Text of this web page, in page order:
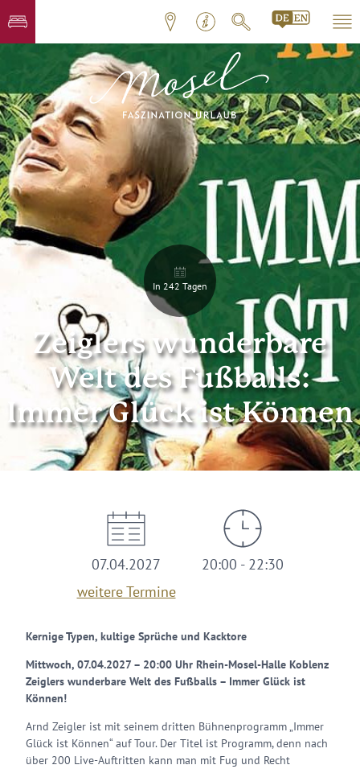
In 242 Tagen
Zeiglers wunderbare
Welt des Fußballs:
Immer Glück ist Können
07.04.2027
weitere Termine
20:00 - 22:30
Kernige Typen, kultige Sprüche und Kacktore
Mittwoch, 07.04.2027 – 20:00 Uhr Rhein-Mosel-Halle Koblenz
Zeiglers wunderbare Welt des Fußballs – Immer Glück ist
Können!
Arnd Zeigler ist mit seinem dritten Bühnenprogramm „Immer
Glück ist Können“ auf Tour. Der Titel ist Programm, denn nach
über 200 Live-Auftritten kann man mit Fug und Recht